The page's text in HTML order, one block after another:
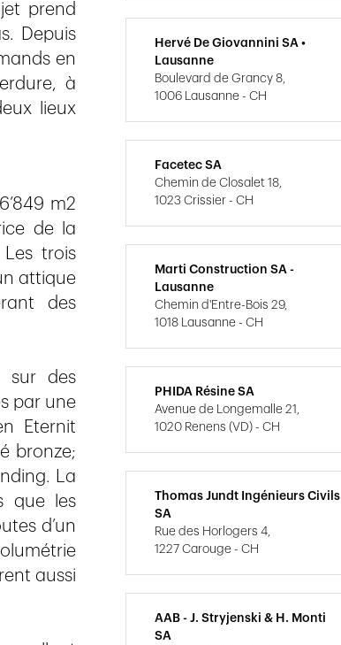
prend
Depuis
en
à
lieux
m2
de la
trois
attique
des
sur des
par une
Eternit
bronze;
La
que les
d’un
aussi
Hervé De Giovannini SA •
Lausanne
Boulevard de Grancy 8,
1006 Lausanne - CH
Facetec SA
Chemin de Closalet 18,
1023 Crissier - CH
Marti Construction SA -
Lausanne
Chemin d'Entre-Bois 29,
1018 Lausanne - CH
PHIDA Résine SA
Avenue de Longemalle 21,
1020 Renens (VD) - CH
Thomas Jundt Ingénieurs Civils
SA
Rue des Horlogers 4,
1227 Carouge - CH
AAB - J. Stryjenski & H. Monti
SA